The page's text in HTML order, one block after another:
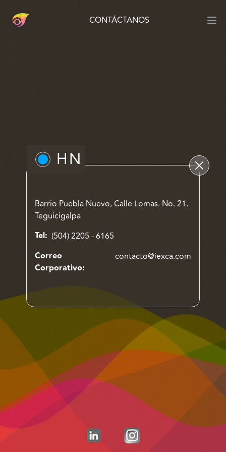
CONTÁCTANOS
HN
Barrio Puebla Nuevo, Calle Lomas. No. 21.
Teguicigalpa
Tel: (504) 2205 - 6165
Correo
Corporativo:
contacto@iexca.com